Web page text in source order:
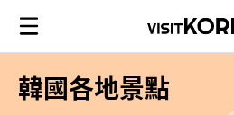
韓國各地景點